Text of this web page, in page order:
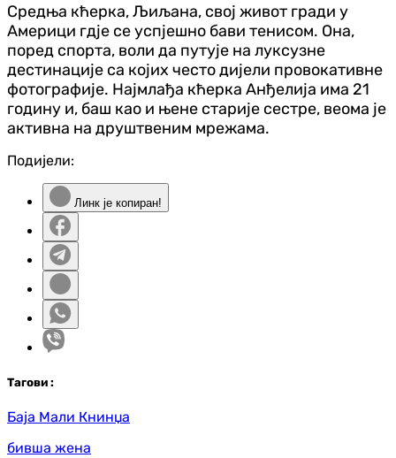
Средња кћерка, Љиљана, свој живот гради у
Америци гд‌је се успјешно бави тенисом. Она,
поред спорта, воли да путује на луксузне
дестинације са којих често дијели провокативне
фотографије. Најмлађа кћерка Анђелија има 21
годину и, баш као и њене старије сестре, веома је
активна на друштвеним мрежама.
Подијели:
Линк је копиран!
Тагови :
Баја Мали Книнџа
бивша жена